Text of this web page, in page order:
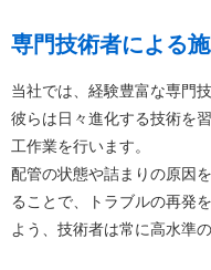
専門技術者による
当社では、経験豊富な専門
彼らは日々進化する技術を
工作業を行います。
配管の状態や詰まりの原因
ることで、トラブルの再発
よう、技術者は常に高水準